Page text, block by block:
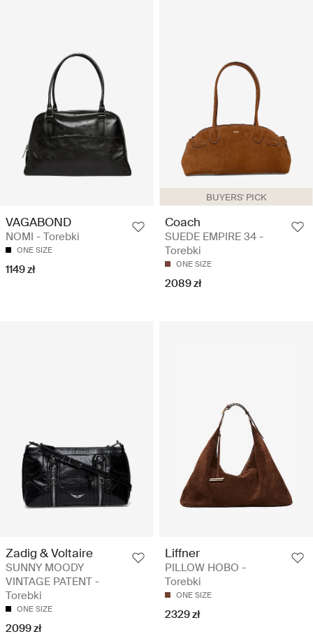
VAGABOND
NOMI - Torebki
ONE SIZE
1149 zł
BUYERS' PICK
Coach
SUEDE EMPIRE 34 -
Torebki
ONE SIZE
2089 zł
Zadig & Voltaire
SUNNY MOODY
VINTAGE PATENT -
Torebki
ONE SIZE
2099 zł
Liffner
PILLOW HOBO -
Torebki
ONE SIZE
2329 zł